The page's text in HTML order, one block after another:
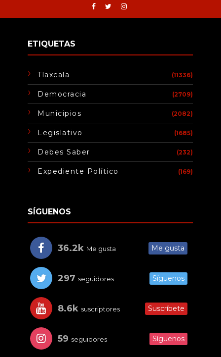
ETIQUETAS
Tlaxcala (11336)
Democracia (2709)
Municipios (2082)
Legislativo (1685)
Debes Saber (232)
Expediente Político (169)
SÍGUENOS
36.2k Me gusta Me gusta
297 seguidores Síguenos
8.6k suscriptores Suscríbete
59 seguidores Síguenos